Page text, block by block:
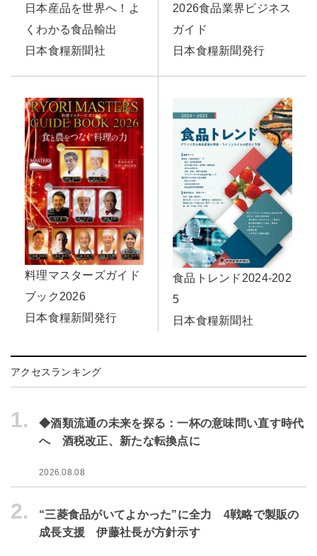
日本産品を世界へ！よ
くわかる食品輸出
日本食糧新聞社
2026食品業界ビジネス
ガイド
日本食糧新聞発行
料理マスターズガイド
ブック2026
日本食糧新聞発行
食品トレンド2024-202
5
日本食糧新聞社
アクセスランキング
1.
◆酒類流通の未来を探る：一杯の意味問い直す時代
へ 酒税改正、新たな転換点に
2026.08.08
2.
“三菱食品がいてよかった”に全力 4戦略で製販の
成長支援 伊藤社長が方針示す